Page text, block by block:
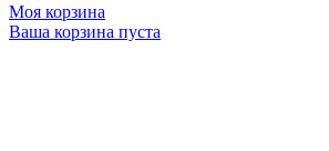
Моя корзина
Ваша корзина пуста